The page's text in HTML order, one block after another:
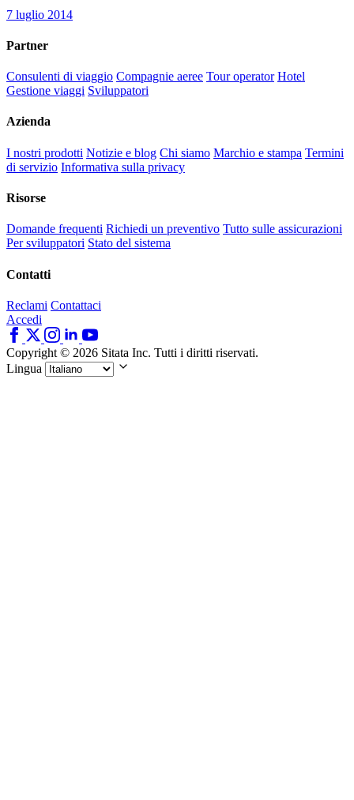
7 luglio 2014
Partner
Consulenti di viaggio Compagnie aeree Tour operator Hotel
Gestione viaggi Sviluppatori
Azienda
I nostri prodotti Notizie e blog Chi siamo Marchio e stampa Termini
di servizio Informativa sulla privacy
Risorse
Domande frequenti Richiedi un preventivo Tutto sulle assicurazioni
Per sviluppatori Stato del sistema
Contatti
Reclami Contattaci
Accedi
Copyright © 2026 Sitata Inc. Tutti i diritti riservati.
Lingua